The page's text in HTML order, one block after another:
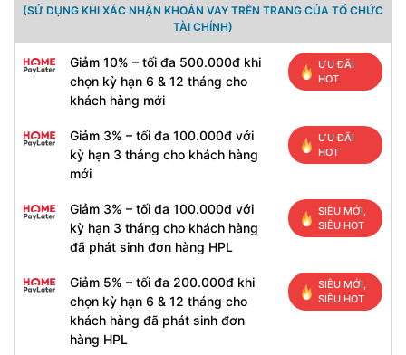
(SỬ DỤNG KHI XÁC NHẬN KHOẢN VAY TRÊN TRANG CỦA TỔ CHỨC
TÀI CHÍNH)
Giảm 10% – tối đa 500.000đ khi
chọn kỳ hạn 6 & 12 tháng cho
khách hàng mới
ƯU ĐÃI
HOT
Giảm 3% – tối đa 100.000đ với
kỳ hạn 3 tháng cho khách hàng
mới
ƯU ĐÃI
HOT
Giảm 3% – tối đa 100.000đ với
kỳ hạn 3 tháng cho khách hàng
đã phát sinh đơn hàng HPL
SIÊU MỚI,
SIÊU HOT
Giảm 5% – tối đa 200.000đ khi
chọn kỳ hạn 6 & 12 tháng cho
khách hàng đã phát sinh đơn
hàng HPL
SIÊU MỚI,
SIÊU HOT